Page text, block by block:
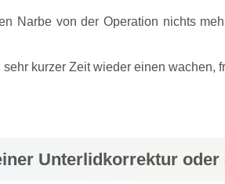
Narbe von der Operation nichts
kurzer Zeit wieder einen wachen,
Unterlidkorrektur oder